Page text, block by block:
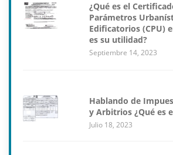
¿Qué es el
Parámetros
Edificatorios (CPU)
es su utilidad?
Septiembre 14, 2023
Hablando de
y Arbitrios ¿Qué es
Julio 18, 2023